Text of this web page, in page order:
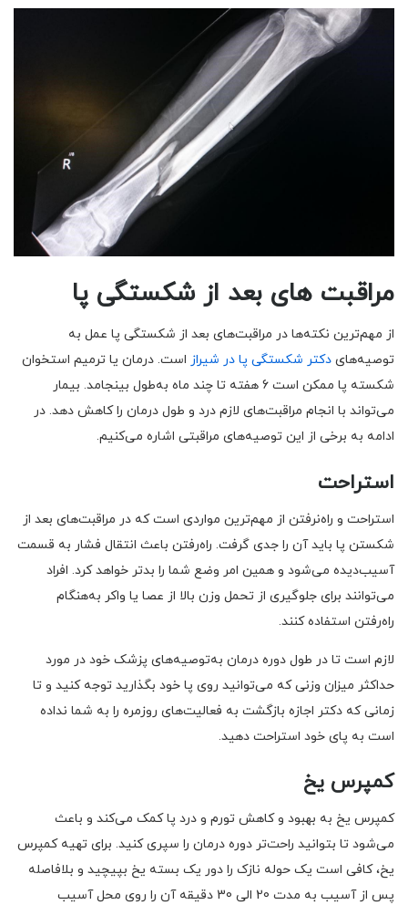
مراقبت های بعد از شکستگی پا
از مهم‌ترین نکته‌ها در مراقبت‌های بعد از شکستگی‌ پا عمل به
توصیه‌های دکتر شکستگی پا در شیراز است. درمان یا ترمیم استخوان
شکسته پا ممکن است 6 هفته تا چند ماه به‌طول بینجامد. بیمار
می‌تواند با انجام مراقبت‌های لازم درد و طول‌ درمان را کاهش دهد. در
ادامه به برخی از این توصیه‌های مراقبتی اشاره می‌کنیم.
استراحت
استراحت و راه‌‌نرفتن از مهم‌ترین مواردی است که در مراقبت‌های بعد از
شکستن پا باید آن را جدی گرفت. راه‌رفتن باعث انتقال فشار به قسمت
آسیب‌دیده می‌شود و همین امر وضع شما را بدتر خواهد کرد. افراد
می‌توانند برای جلوگیری از تحمل وزن بالا از عصا یا واکر به‌هنگام
راه‌رفتن استفاده کنند.
لازم است تا در طول دوره درمان به‌توصیه‌های پزشک خود در مورد
حداکثر میزان وزنی که می‌توانید روی پا خود بگذارید توجه کنید و تا
زمانی که دکتر اجازه بازگشت به فعالیت‌های روزمره را به شما نداده‌
است به پای خود استراحت دهید.
کمپرس یخ
کمپرس یخ به بهبود و کاهش تورم و درد پا کمک می‌کند و باعث
می‌شود تا بتوانید راحت‌تر دوره درمان را سپری کنید. برای تهیه کمپرس
یخ، کافی است یک حوله نازک را دور یک بسته یخ بپیچید و بلافاصله
پس از آسیب به مدت 20 الی 30 دقیقه آن را روی محل آسیب